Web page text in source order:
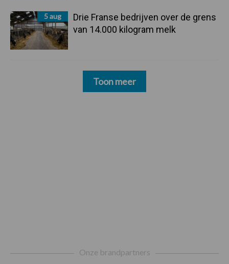
5 aug
Drie Franse bedrijven over de grens
van 14.000 kilogram melk
Toon meer
Onze brandpartners